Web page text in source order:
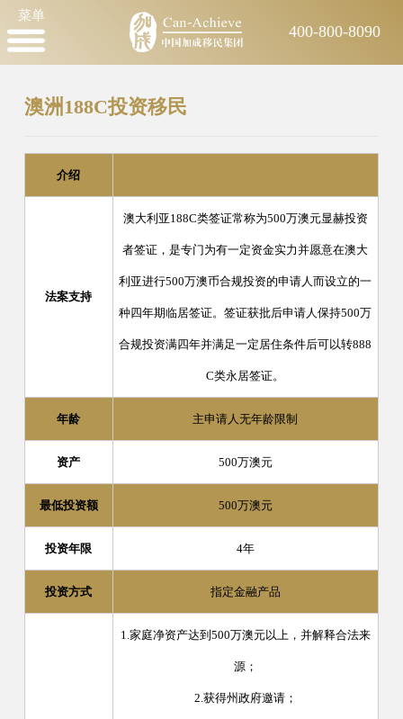
菜单
400-800-8090
澳洲188C投资移民
介绍
法案支持
澳大利亚188C类签证常称为500万澳元显赫投资
者签证，是专门为有一定资金实力并愿意在澳大
利亚进行500万澳币合规投资的申请人而设立的一
种四年期临居签证。签证获批后申请人保持500万
合规投资满四年并满足一定居住条件后可以转888
C类永居签证。
年龄 主申请人无年龄限制
资产 500万澳元
最低投资额 500万澳元
投资年限 4年
投资方式 指定金融产品
1.家庭净资产达到500万澳元以上，并解释合法来
源；
2.获得州政府邀请；